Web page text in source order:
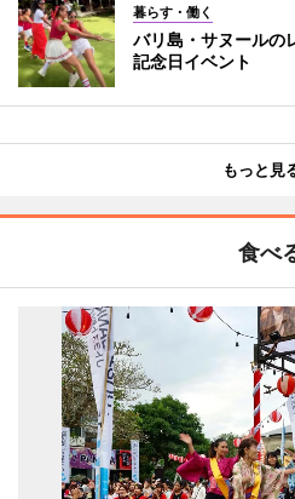
暮らす・働く
バリ島・サヌールの
記念日イベント
もっと見
食べ